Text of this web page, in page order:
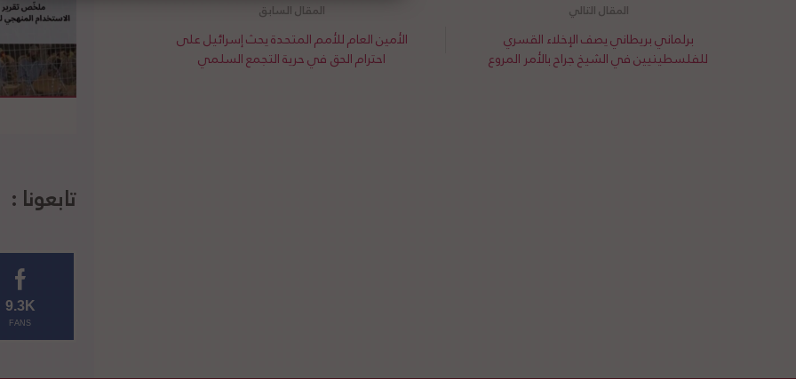
الأمين العام للأمم المتحدة يحث إسرائيل على
احترام الحق في حرية التجمع السلمي
برلماني بريطاني يصف الإخلاء القسري
للفلسطينيين في الشيخ جراح بالأمر المروع
تابعونا :
9.3K
FANS